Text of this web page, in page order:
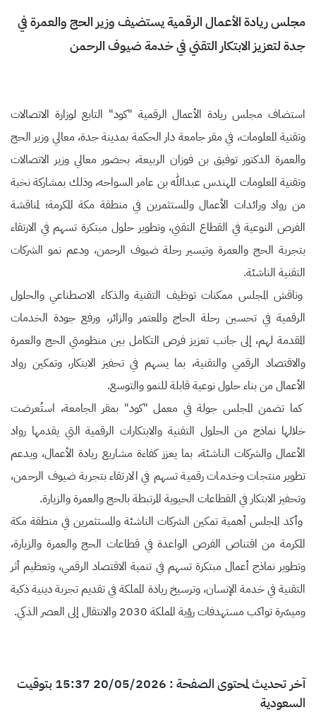
مجلس ريادة الأعمال الرقمية يستضيف وزير الحج والعمرة في
جدة لتعزيز الابتكار التقني في خدمة ضيوف الرحمن
استضاف مجلس ريادة الأعمال الرقمية "كود" التابع لوزارة الاتصالات
وتقنية المعلومات، في مقر جامعة دار الحكمة بمدينة جدة، معالي وزير الحج
والعمرة الدكتور توفيق بن فوزان الربيعة، بحضور معالي وزير الاتصالات
وتقنية المعلومات المهندس عبدالله بن عامر السواحه، وذلك بمشاركة نخبة
من رواد ورائدات الأعمال والمستثمرين في منطقة مكة المكرمة؛ لمناقشة
الفرص النوعية في القطاع التقني، وتطوير حلول مبتكرة تسهم في الارتقاء
بتجربة الحج والعمرة وتيسير رحلة ضيوف الرحمن، ودعم نمو الشركات
التقنية الناشئة.
وناقش المجلس ممكنات توظيف التقنية والذكاء الاصطناعي والحلول
الرقمية في تحسين رحلة الحاج والمعتمر والزائر، ورفع جودة الخدمات
المقدمة لهم، إلى جانب تعزيز فرص التكامل بين منظومتي الحج والعمرة
والاقتصاد الرقمي والتقنية، بما يسهم في تحفيز الابتكار، وتمكين رواد
الأعمال من بناء حلول نوعية قابلة للنمو والتوسع.
كما تضمن المجلس جولة في معمل "كود" بمقر الجامعة، استُعرضت
خلالها نماذج من الحلول التقنية والابتكارات الرقمية التي يقدمها رواد
الأعمال والشركات الناشئة، بما يعزز كفاءة مشاريع ريادة الأعمال، ويدعم
تطوير منتجات وخدمات رقمية تسهم في الارتقاء بتجربة ضيوف الرحمن،
وتحفيز الابتكار في القطاعات الحيوية المرتبطة بالحج والعمرة والزيارة.
وأكد المجلس أهمية تمكين الشركات الناشئة والمستثمرين في منطقة مكة
المكرمة من اقتناص الفرص الواعدة في قطاعات الحج والعمرة والزيارة،
وتطوير نماذج أعمال مبتكرة تسهم في تنمية الاقتصاد الرقمي، وتعظيم أثر
التقنية في خدمة الإنسان، وترسيخ ريادة المملكة في تقديم تجربة دينية ذكية
وميسّرة تواكب مستهدفات رؤية المملكة 2030 والانتقال إلى العصر الذكي.
آخر تحديث لمحتوى الصفحة : 20/05/2026 15:37 بتوقيت
السعودية